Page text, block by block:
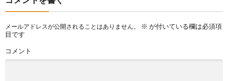
メールアドレスが公開されることはありません。 ※ が付いている欄は必須項
目です
コメント